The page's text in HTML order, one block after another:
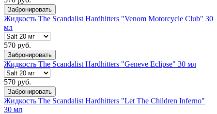
Забронировать
Жидкость The Scandalist Hardhitters "Venom Motorcycle Club" 30
мл
570 руб.
Забронировать
Жидкость The Scandalist Hardhitters "Geneve Eclipse" 30 мл
570 руб.
Забронировать
Жидкость The Scandalist Hardhitters "Let The Children Inferno"
30 мл